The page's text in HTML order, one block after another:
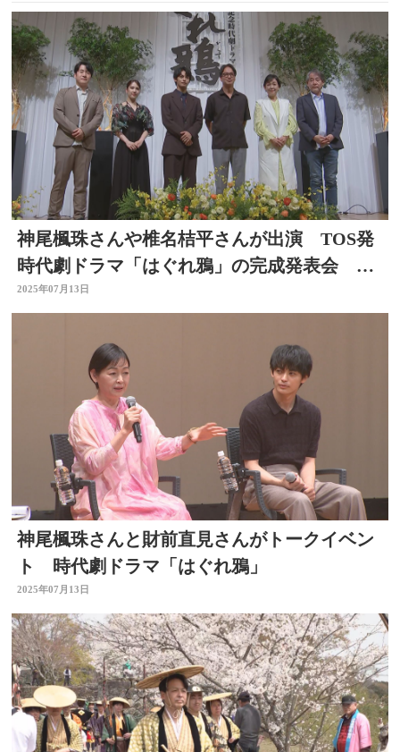
神尾楓珠さんや椎名桔平さんが出演 TOS発
時代劇ドラマ「はぐれ鴉」の完成発表会 大
分
2025年07月13日
神尾楓珠さんと財前直見さんがトークイベン
ト 時代劇ドラマ「はぐれ鴉」
2025年07月13日